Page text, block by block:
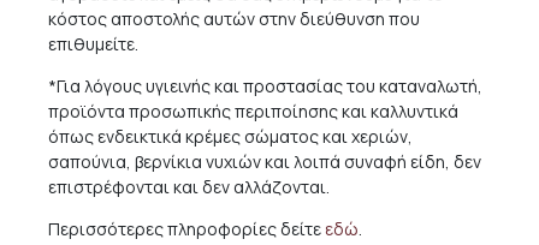
κόστος αποστολής αυτών στην διεύθυνση που
επιθυμείτε.
*Για λόγους υγιεινής και προστασίας του καταναλωτή,
προϊόντα προσωπικής περιποίησης και καλλυντικά
όπως ενδεικτικά κρέμες σώματος και χεριών,
σαπούνια, βερνίκια νυχιών και λοιπά συναφή είδη, δεν
επιστρέφονται και δεν αλλάζονται.
Περισσότερες πληροφορίες δείτε εδώ.